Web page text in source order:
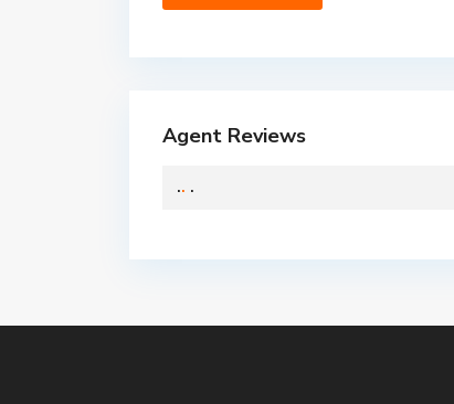
Agent Reviews
.. .